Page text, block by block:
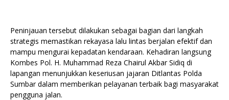
Peninjauan tersebut dilakukan sebagai bagian dari langkah
strategis memastikan rekayasa lalu lintas berjalan efektif dan
mampu mengurai kepadatan kendaraan. Kehadiran langsung
Kombes Pol. H. Muhammad Reza Chairul Akbar Sidiq di
lapangan menunjukkan keseriusan jajaran Ditlantas Polda
Sumbar dalam memberikan pelayanan terbaik bagi masyarakat
pengguna jalan.